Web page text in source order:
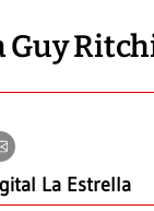
Guy
La Estrella